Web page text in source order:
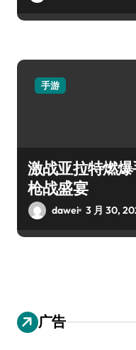
手游
激战亚拉特燃
枪战盛宴
dawei 3 月 30,
广告